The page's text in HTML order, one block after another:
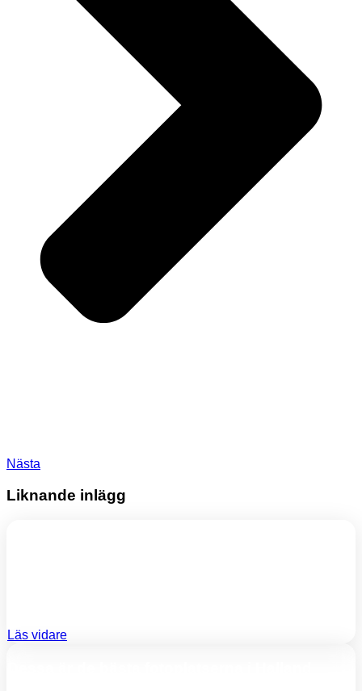
Nästa
Liknande inlägg
Läs vidare